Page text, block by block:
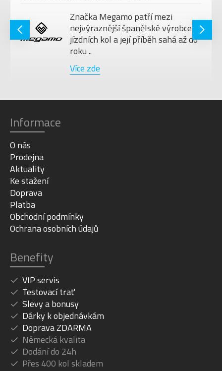
Značka Megamo patří mezi
nejvýraznější španělské výrobce
jízdních kol a její příběh sahá až do
roku ..
Více zde
Informace
O nás
Prodejna
Aktuality
Ke stažení
Doprava
Platba
Obchodní podmínky
Ochrana osobních údajů
Benefity
VIP servis
Testovací trať
Slevy a bonusy
Dárky k objednávkám
Doprava ZDARMA
Německá kvalita
Dodání do 24h
Přes 400 kol skladem